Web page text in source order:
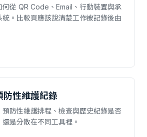
何從 QR Code、Email、行動裝置與承
統。比較頁應該說清楚工作被記錄後由
防性維護紀錄
預防性維護排程、檢查與歷史紀錄是否
是分散在不同工具裡。